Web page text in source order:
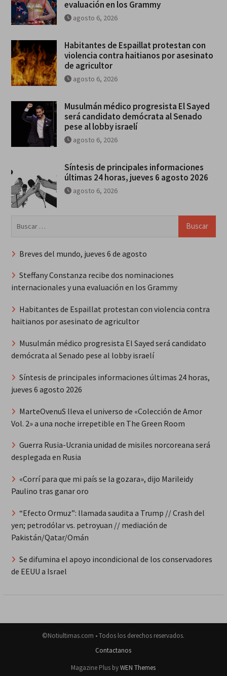
evaluación en los Grammy
agosto 6, 2026
Habitantes de Espaillat protestan con
violencia contra haitianos por asesinato
de agricultor
agosto 6, 2026
Musulmán médico progresista El Sayed
será candidato demócrata al Senado
pese al lobby israelí
agosto 6, 2026
Síntesis de principales informaciones
últimas 24 horas, jueves 6 agosto 2026
agosto 6, 2026
Breves del mundo, jueves 6 de agosto
Steffany Constanza recibe dos nominaciones
internacionales y una evaluación en los Grammy
Habitantes de Espaillat protestan con violencia contra
haitianos por asesinato de agricultor
Musulmán médico progresista El Sayed será candidato
demócrata al Senado pese al lobby israelí
Síntesis de principales informaciones últimas 24 horas,
jueves 6 agosto 2026
MarteOvenuS lleva el universo de «Colección de Amor
Vol. 2» a una noche irrepetible en The Green Room
Guerra Rusia-Ucrania unidad de misiles norcoreana será
desplegada en Rusia
«Corrí para que mi país se la gozara», dijo Marileidy
Paulino tras ganar oro
“Efecto Ormuz”: llamada saudita a Trump // Crash del
yen; petrodólar vs. petroyuan // mediación de
Pakistán/Qatar/Omán
Se difumina el apoyo incondicional de los conservadores
de EEUU a Israel
©Notiultimas.com • Todos los derechos reservados.
Contactanos
Magazine Plus byWEN Themes